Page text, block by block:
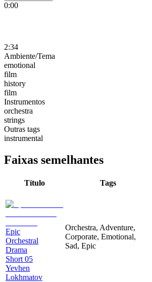
0:00
2:34
Ambiente/Tema
emotional
film
history
film
Instrumentos
orchestra
strings
Outras tags
instrumental
Faixas semelhantes
Título Tags
Epic
Orchestral
Drama
Short 05
Yevhen
Lokhmatov
Orchestra, Adventure,
Corporate, Emotional,
Sad, Epic